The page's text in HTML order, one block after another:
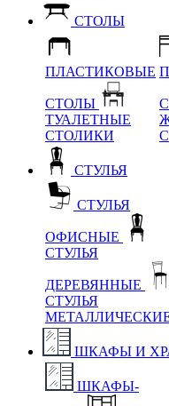
СТОЛЫ
ПЛАСТИКОВЫЕ
СТОЛЫ
ТУАЛЕТНЫЕ
СТОЛИКИ
СТУЛЬЯ
СТУЛЬЯ
ОФИСНЫЕ
СТУЛЬЯ
ДЕРЕВЯННЫЕ
СТУЛЬЯ
ШКАФЫ И
ШКАФЫ-